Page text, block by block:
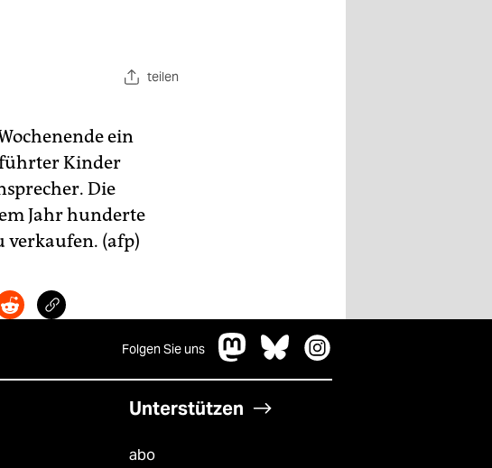
teilen
ein
Kinder
Die
Jahr hunderte
(afp)
Folgen Sie uns
Unterstützen
abo